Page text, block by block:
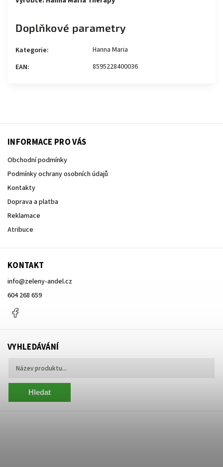
Doplňkové parametry
Kategorie:
Hanna Maria
EAN: 8595228400036
INFORMACE PRO VÁS
Obchodní podmínky
Podmínky ochrany osobních údajů
Kontakty
Doprava a platba
Reklamace
Atribuce
KONTAKT
info@zeleny-andel.cz
604 268 659
VYHLEDÁVÁNÍ
Hledat